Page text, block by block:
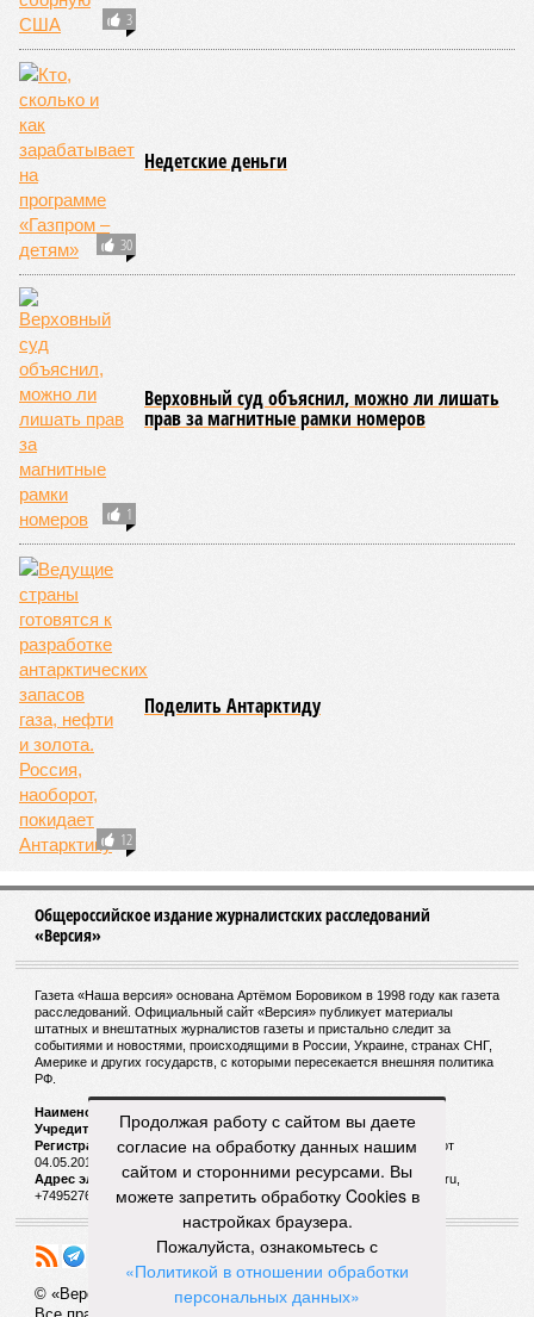
3
30
Недетские деньги
1
Верховный суд объяснил, можно ли лишать
прав за магнитные рамки номеров
12
Поделить Антарктиду
Общероссийское издание журналистских расследований
«Версия»
Газета «Наша версия» основана Артёмом Боровиком в 1998 году как газета
расследований. Официальный сайт «Версия» публикует материалы
штатных и внештатных журналистов газеты и пристально следит за
событиями и новостями, происходящими в России, Украине, странах СНГ,
Америке и других государств, с которыми пересекается внешняя политика
РФ.
Наименование:
Учредитель:
ООО «Версия»,Главный редактор:Горевой Р. Г.
Регистрационный номер Роскомнадзора:ЭЛ № ФС 77 - 72681 от
04.05.2018 г.
Адрес электронной почты и телефон редакции:versia@versia.ru,
+74952760348
© «Версия»
Продолжая работу с сайтом вы даете
согласие на обработку данных нашим
сайтом и сторонними ресурсами. Вы
можете запретить обработку Cookies в
настройках браузера.
Пожалуйста, ознакомьтесь с
«Политикой в отношении обработки
персональных данных»